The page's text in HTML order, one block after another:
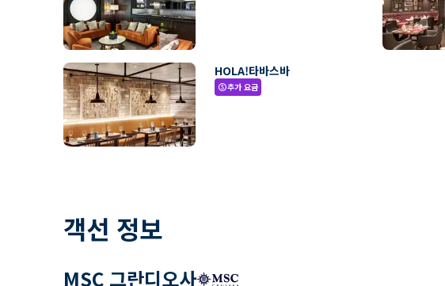
HOLA!타바스바
paid추가 요금
객선 정보
MSC 그란디오사